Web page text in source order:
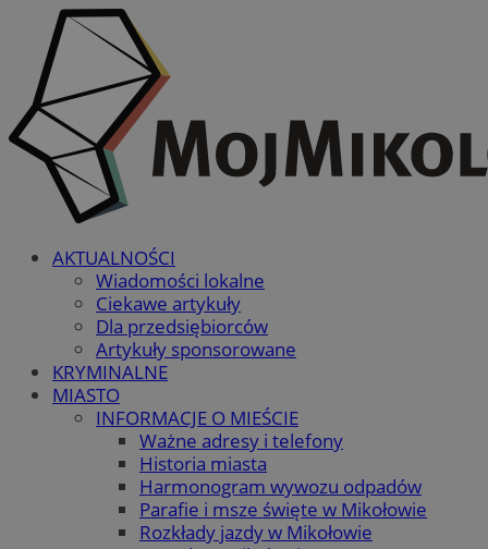
AKTUALNOŚCI
Wiadomości lokalne
Ciekawe artykuły
Dla przedsiębiorców
Artykuły sponsorowane
KRYMINALNE
MIASTO
INFORMACJE O MIEŚCIE
Ważne adresy i telefony
Historia miasta
Harmonogram wywozu odpadów
Parafie i msze święte w Mikołowie
Rozkłady jazdy w Mikołowie